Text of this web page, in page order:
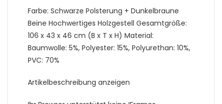
Farbe: Schwarze Polsterung + Dunkelbraune
Beine Hochwertiges Holzgestell Gesamtgröße:
106 x 43 x 46 cm (B x T x H) Material:
Baumwolle: 5%, Polyester: 15%, Polyurethan: 10%,
PVC: 70%
Artikelbeschreibung anzeigen